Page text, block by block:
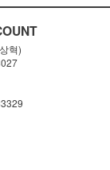
혁)